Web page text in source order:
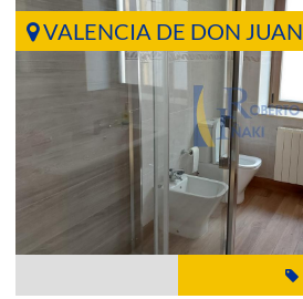
VALENCIA DE DON JUAN